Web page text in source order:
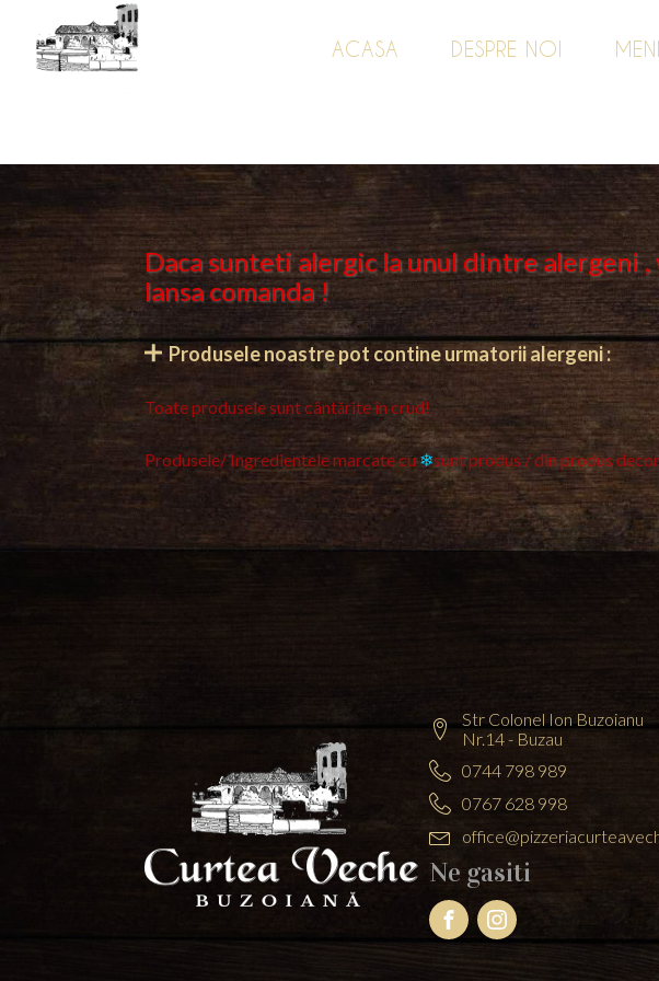
ACASA DESPRE NOI
Daca sunteti alergic la unul dintre alergeni
lansa comanda !
Produsele noastre pot contine urmatorii alergeni :
Toate produsele sunt cântărite în crud!
Produsele/ Ingredientele marcate cu❄sunt produs / din produs
Str Colonel Ion Buzoianu
Nr.14 - Buzau
0744 798 989
0767 628 998
Ne gasiti